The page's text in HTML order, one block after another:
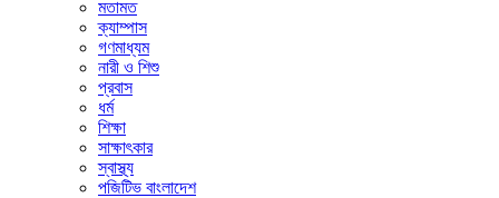
মতামত
ক্যাম্পাস
গণমাধ্যম
নারী ও শিশু
প্রবাস
ধর্ম
শিক্ষা
সাক্ষাৎকার
স্বাস্থ্য
পজিটিভ বাংলাদেশ